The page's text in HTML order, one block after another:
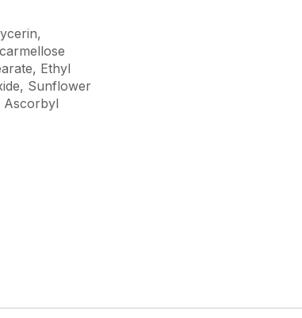
Ethyl
Sunflower
Ascorbyl